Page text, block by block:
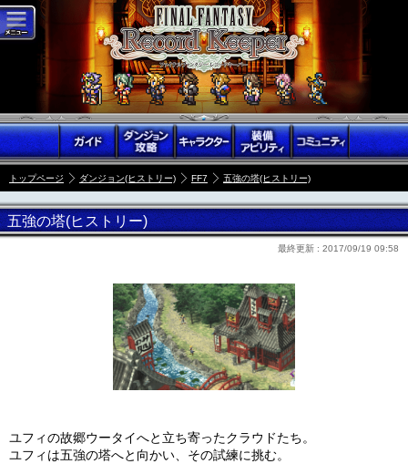
トップページ ダンジョン(ヒストリー) FF7 五強の塔(ヒストリー)
五強の塔(ヒストリー)
最終更新 : 2017/09/19 09:58
ユフィの故郷ウータイへと立ち寄ったクラウドたち。
ユフィは五強の塔へと向かい、その試練に挑む。